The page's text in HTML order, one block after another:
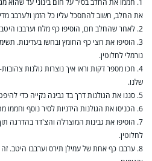
את החלב, חשוב להתסכל עליו כל הזמן ולערבב
2. לאחר שהחלב חם, הוסיפו כף מלח וערבבו היטב.
3. הוסיפו את חצי כף החומץ ובחשו בעדינות.
נורמלי לחלוטין.
4. חכו מספר דקות וראו איך נוצרות גולנות
שלנו.
5. סננו את הגולנות דרך בד גבינה נקייה כדי להיפטר מנוזל מי הגבינה. בערבוב עדין.
6. הכניסו את הגולנות הידניות לסיר נוסף וחממו מחדש על חום נמוך.
7. הוסיפו את גבינות המוצרלה והצ'דר בהדרגה
לחלוטין.
8. ערבבו כף אחת של עמילן תירס וערבבו היטב.